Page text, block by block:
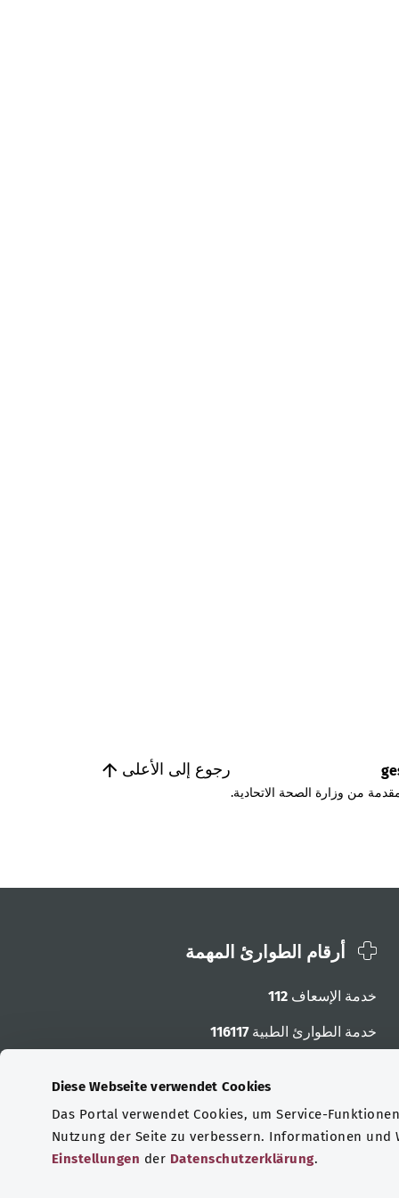
Diese Webseite verwendet Cookies
Das Portal verwendet Cookies, um Service-
Nutzung der Seite zu verbessern. Informationen
Einstellungen der Datenschutzerklärung.
رجوع إلى الأعلى
من وزارة الصحة الاتحادية.
أرقام الطوارئ المهمة
خدمة الإسعاف 112
خدمة الطوارئ الطبية116117